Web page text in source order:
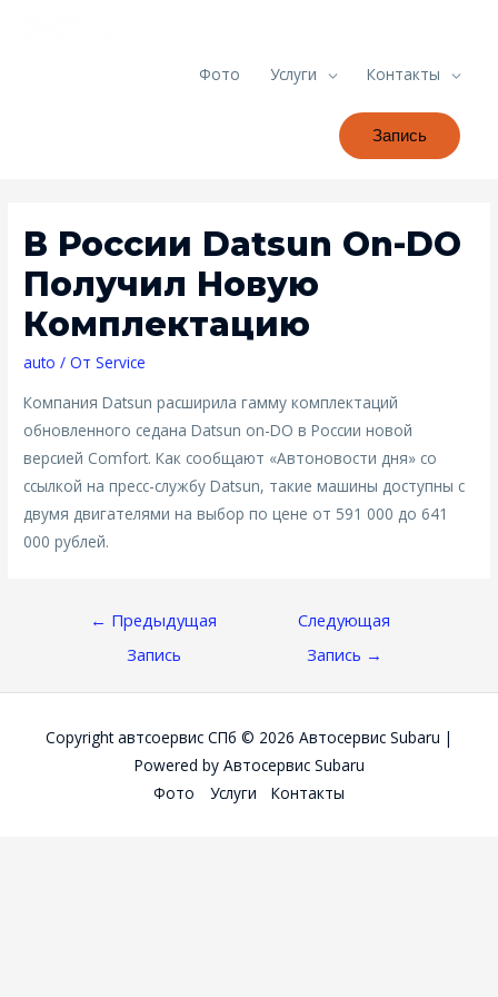
Фото Услуги Контакты
Запись
В России Datsun On-DO
Получил Новую
Комплектацию
auto / От Service
Компания Datsun расширила гамму комплектаций
обновленного седана Datsun on-DO в России новой
версией Comfort. Как сообщают «Автоновости дня» со
ссылкой на пресс-службу Datsun, такие машины доступны с
двумя двигателями на выбор по цене от 591 000 до 641
000 рублей.
Навигация
Записям
← Предыдущая
Запись
Следующая
Запись →
Copyright автсоервис СПб © 2026 Автосервис Subaru |
Powered by Автосервис Subaru
Фото
Услуги Контакты